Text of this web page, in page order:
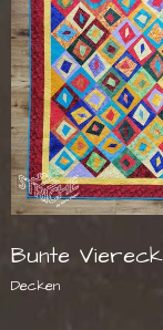
Bunte
Decken